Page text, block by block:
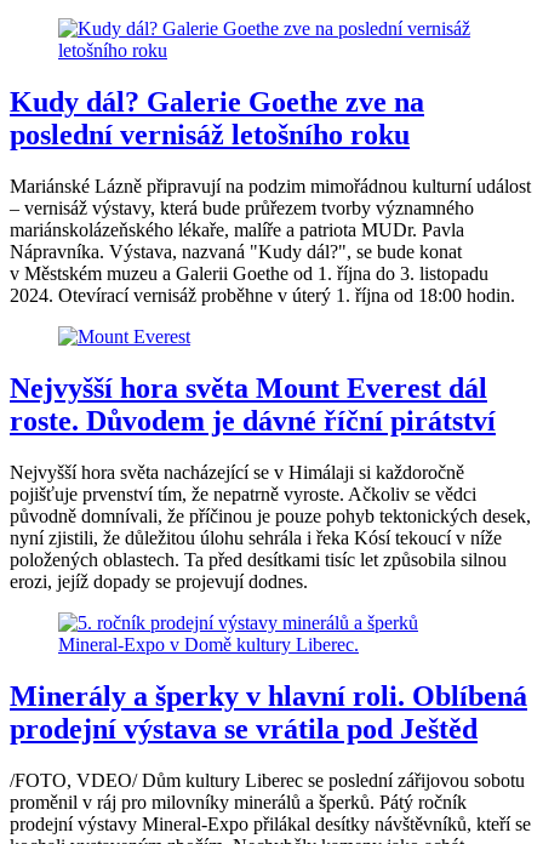
Kudy dál? Galerie Goethe zve na
poslední vernisáž letošního roku
Mariánské Lázně připravují na podzim mimořádnou kulturní událost
– vernisáž výstavy, která bude průřezem tvorby významného
mariánskolázeňského lékaře, malíře a patriota MUDr. Pavla
Nápravníka. Výstava, nazvaná "Kudy dál?", se bude konat
v Městském muzeu a Galerii Goethe od 1. října do 3. listopadu
2024. Otevírací vernisáž proběhne v úterý 1. října od 18:00 hodin.
Nejvyšší hora světa Mount Everest dál
roste. Důvodem je dávné říční pirátství
Nejvyšší hora světa nacházející se v Himálaji si každoročně
pojišťuje prvenství tím, že nepatrně vyroste. Ačkoliv se vědci
původně domnívali, že příčinou je pouze pohyb tektonických desek,
nyní zjistili, že důležitou úlohu sehrála i řeka Kósí tekoucí v níže
položených oblastech. Ta před desítkami tisíc let způsobila silnou
erozi, jejíž dopady se projevují dodnes.
Minerály a šperky v hlavní roli. Oblíbená
prodejní výstava se vrátila pod Ještěd
/FOTO, VDEO/ Dům kultury Liberec se poslední zářijovou sobotu
proměnil v ráj pro milovníky minerálů a šperků. Pátý ročník
prodejní výstavy Mineral-Expo přilákal desítky návštěvníků, kteří se